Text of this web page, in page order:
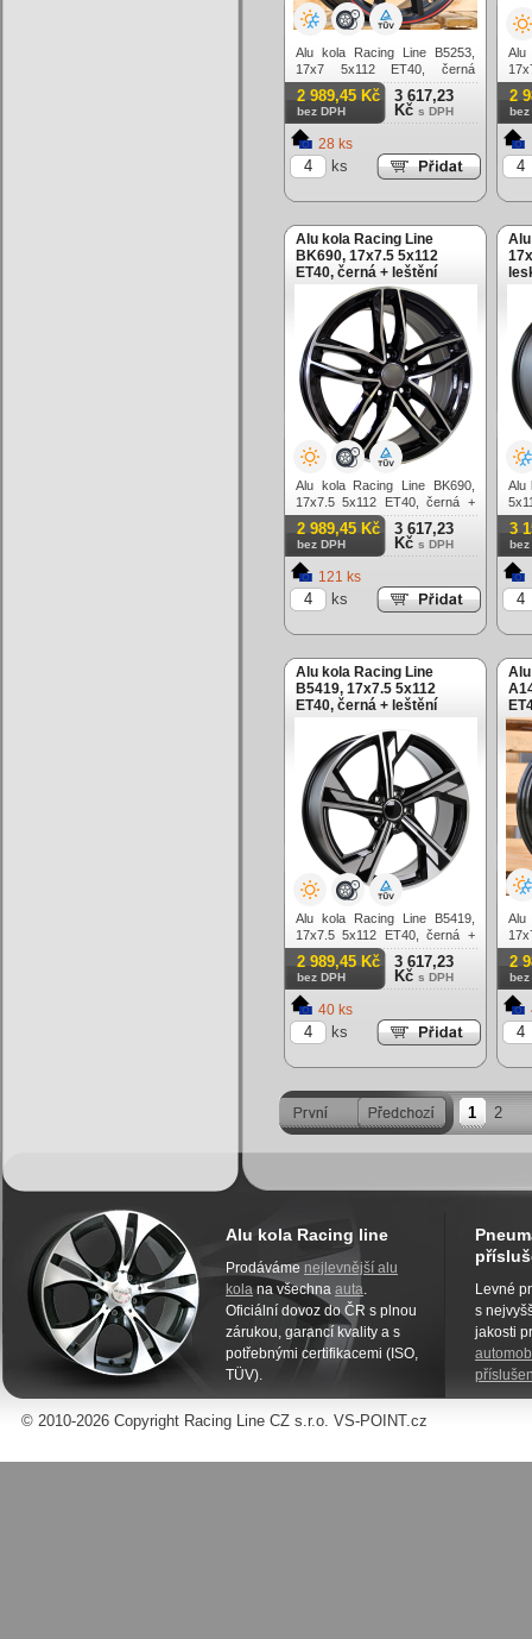
Alu kola Racing Line B5253,
17x7 5x112 ET40, černá
matná + červený límec
2 989,45 Kč
bez DPH
3 617,23
Kč s DPH
28 ks
ks
Alu
2
bez
Alu kola Racing Line
BK690, 17x7.5 5x112
ET40, černá + leštění
Alu kola Racing Line BK690,
17x7.5 5x112 ET40, černá +
leštění
2 989,45 Kč
bez DPH
3 617,23
Kč s DPH
121 ks
ks
Alu
3
bez
Alu kola Racing Line
B5419, 17x7.5 5x112
ET40, černá + leštění
Alu kola Racing Line B5419,
17x7.5 5x112 ET40, černá +
leštění
2 989,45 Kč
bez DPH
3 617,23
Kč s DPH
40 ks
ks
Alu
2
bez
1 2
Alu kola Racing line
Prodáváme nejlevnější alu
kola na všechna auta.
Oficiální dovoz do ČR s plnou
zárukou, garancí kvality a s
potřebnými certifikacemi (ISO,
TÜV).
Levné
s
jakosti
© 2010-2026 Copyright Racing Line CZ s.r.o. VS-POINT.cz